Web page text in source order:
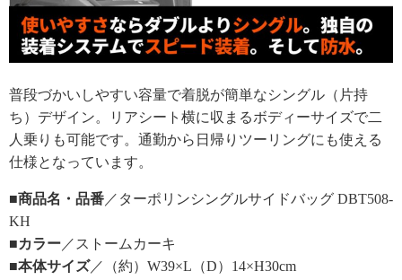
普段づかいしやすい容量で着脱が簡単なシングル（片持
ち）デザイン。リアシート横に収まるボディーサイズで二
人乗りも可能です。通勤から日帰りツーリングにも使える
仕様となっています。
■商品名・品番 ／ターポリンシングルサイドバッグ DBT508-
KH
■カラー ／ストームカーキ
■本体サイズ／（約）W39×L（D）14×H30cm